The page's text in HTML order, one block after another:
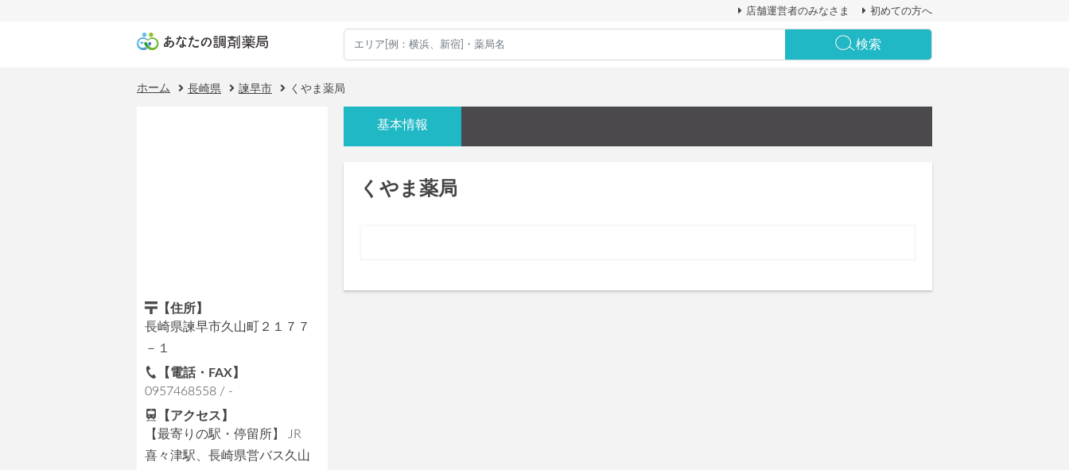
店舗運営者のみなさま 初めての方へ
検索
ホーム 長崎県 諫早市 くやま薬局
【住所】
長崎県諫早市久山町２１７７
－１
【電話・FAX】
0957468558 / -
【アクセス】
【最寄りの駅・停留所】 JR
喜々津駅、長崎県営バス久山
基本情報
くやま薬局